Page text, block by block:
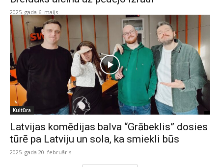
2025. gada 6. maijs
Kultūra
Latvijas komēdijas balva “Grābeklis” dosies
tūrē pa Latviju un sola, ka smiekli būs
2025. gada 20. februāris